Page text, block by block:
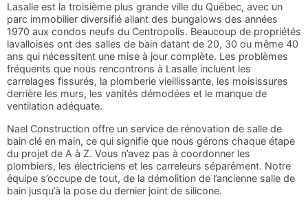
Lasalle est la troisième plus grande ville du Québec, avec un
parc immobilier diversifié allant des bungalows des années
1970 aux condos neufs du Centropolis. Beaucoup de propriétés
lavalloises ont des salles de bain datant de 20, 30 ou même 40
ans qui nécessitent une mise à jour complète. Les problèmes
fréquents que nous rencontrons à Lasalle incluent les
carrelages fissurés, la plomberie vieillissante, les moisissures
derrière les murs, les vanités démodées et le manque de
ventilation adéquate.
Nael Construction offre un service de rénovation de salle de
bain clé en main, ce qui signifie que nous gérons chaque étape
du projet de A à Z. Vous n’avez pas à coordonner les
plombiers, les électriciens et les carreleurs séparément. Notre
équipe s’occupe de tout, de la démolition de l’ancienne salle de
bain jusqu’à la pose du dernier joint de silicone.